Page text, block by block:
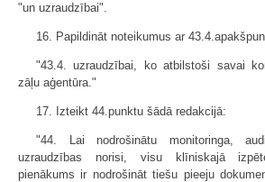
"un uzraudzībai".
16. Papildināt noteikumus ar
"43.4. uzraudzībai, ko atbilstoši savai
zāļu aģentūra."
17. Izteikt 44.punktu šādā redakcijā:
"44. Lai nodrošinātu monitoringa,
uzraudzības norisi, visu klīniskajā
pienākums ir nodrošināt tiešu pieeju